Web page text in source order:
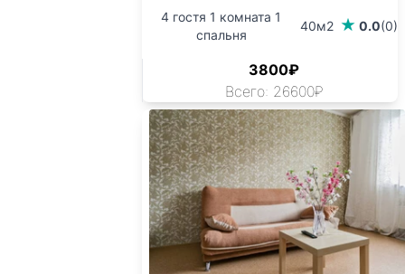
4 гостя 1 комната 1
спальня
40м2 0.0(0)
3800₽
Всего: 26600₽